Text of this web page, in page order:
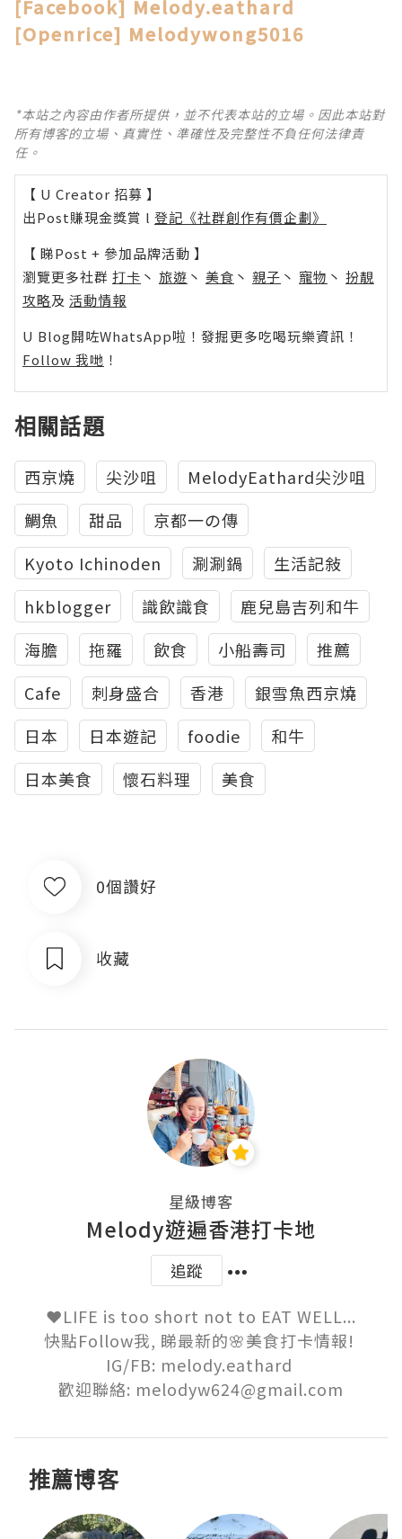
[Facebook] Melody.eathard
[Openrice] Melodywong5016
*本站之內容由作者所提供，並不代表本站的立場。因此本站對
所有博客的立場、真實性、準確性及完整性不負任何法律責
任。
【 U Creator 招募 】
出Post賺現金獎賞 l 登記《社群創作有價企劃》
【 睇Post + 參加品牌活動 】
瀏覽更多社群 打卡 丶 旅遊 丶 美食 丶 親子 丶 寵物 丶 扮靚
攻略及 活動情報
U Blog開咗WhatsApp啦！發掘更多吃喝玩樂資訊！
Follow 我哋 ！
相關話題
西京燒 尖沙咀
MelodyEathard尖沙咀
鯛魚
甜品
京都一の傳
Kyoto Ichinoden
涮涮鍋
生活記敍
hkblogger
識飲識食
鹿兒島吉列和牛
海膽
拖羅 飲食 小船壽司
推薦
Cafe
刺身盛合 香港
銀雪魚西京燒
日本
日本遊記 foodie
和牛
日本美食
懷石料理 美食
0個讚好
收藏
星級博客
Melody遊遍香港打卡地
追蹤
❤️LIFE is too short not to EAT WELL...
快點Follow我, 睇最新的🌸美食打卡情報!
IG/FB: melody.eathard
歡迎聯絡: melodyw624@gmail.com
推薦博客